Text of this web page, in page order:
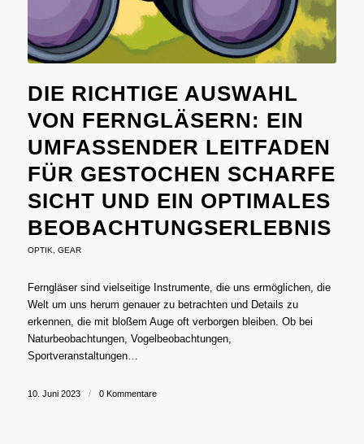
DIE RICHTIGE AUSWAHL
VON FERNGLÄSERN: EIN
UMFASSENDER LEITFADEN
FÜR GESTOCHEN SCHARFE
SICHT UND EIN OPTIMALES
BEOBACHTUNGSERLEBNIS
OPTIK GEAR
Ferngläser sind vielseitige Instrumente, die uns ermöglichen, die
Welt um uns herum genauer zu betrachten und Details zu
erkennen, die mit bloßem Auge oft verborgen bleiben. Ob bei
Naturbeobachtungen, Vogelbeobachtungen,
Sportveranstaltungen…
10. Juni 2023 / 0 Kommentare